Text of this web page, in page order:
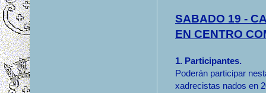
SABADO 19 -
EN CENTRO
1. Participantes.
Poderán participar
xadrecistas nados en